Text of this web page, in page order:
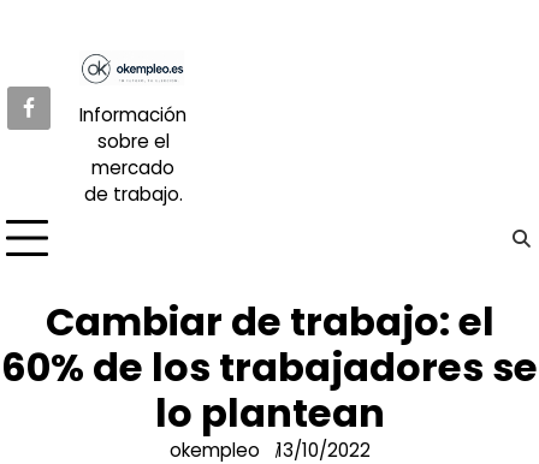
Información
sobre el
mercado
de trabajo.
Cambiar de trabajo: el
60% de los trabajadores se
lo plantean
okempleo 13/10/2022